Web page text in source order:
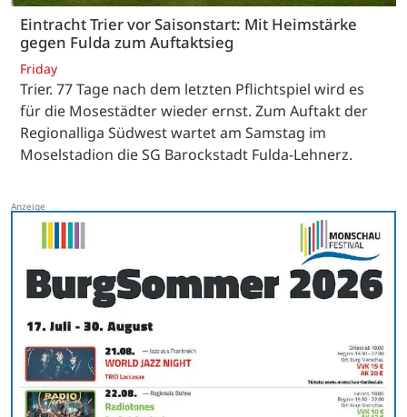
Eintracht Trier vor Saisonstart: Mit Heimstärke
gegen Fulda zum Auftaktsieg
Friday
Trier. 77 Tage nach dem letzten Pflichtspiel wird es
für die Mosestädter wieder ernst. Zum Auftakt der
Regionalliga Südwest wartet am Samstag im
Moselstadion die SG Barockstadt Fulda-Lehnerz.